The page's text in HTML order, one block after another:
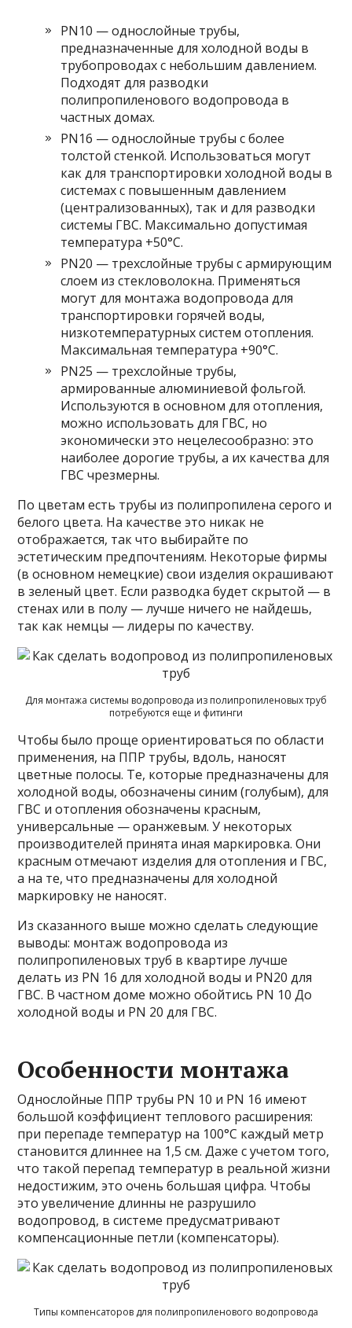
PN10 — однослойные трубы,
предназначенные для холодной воды в
трубопроводах с небольшим давлением.
Подходят для разводки
полипропиленового водопровода в
частных домах.
PN16 — однослойные трубы с более
толстой стенкой. Использоваться могут
как для транспортировки холодной воды в
системах с повышенным давлением
(централизованных), так и для разводки
системы ГВС. Максимально допустимая
температура +50°C.
PN20 — трехслойные трубы с армирующим
слоем из стекловолокна. Применяться
могут для монтажа водопровода для
транспортировки горячей воды,
низкотемпературных систем отопления.
Максимальная температура +90°C.
PN25 — трехслойные трубы,
армированные алюминиевой фольгой.
Используются в основном для отопления,
можно использовать для ГВС, но
экономически это нецелесообразно: это
наиболее дорогие трубы, а их качества для
ГВС чрезмерны.
По цветам есть трубы из полипропилена серого и
белого цвета. На качестве это никак не
отображается, так что выбирайте по
эстетическим предпочтениям. Некоторые фирмы
(в основном немецкие) свои изделия окрашивают
в зеленый цвет. Если разводка будет скрытой — в
стенах или в полу — лучше ничего не найдешь,
так как немцы — лидеры по качеству.
Для монтажа системы водопровода из полипропиленовых труб
потребуются еще и фитинги
Чтобы было проще ориентироваться по области
применения, на ППР трубы, вдоль, наносят
цветные полосы. Те, которые предназначены для
холодной воды, обозначены синим (голубым), для
ГВС и отопления обозначены красным,
универсальные — оранжевым. У некоторых
производителей принята иная маркировка. Они
красным отмечают изделия для отопления и ГВС,
а на те, что предназначены для холодной
маркировку не наносят.
Из сказанного выше можно сделать следующие
выводы: монтаж водопровода из
полипропиленовых труб в квартире лучше
делать из PN 16 для холодной воды и PN20 для
ГВС. В частном доме можно обойтись PN 10 До
холодной воды и PN 20 для ГВС.
Особенности монтажа
Однослойные ППР трубы PN 10 и PN 16 имеют
большой коэффициент теплового расширения:
при перепаде температур на 100°C каждый метр
становится длиннее на 1,5 см. Даже с учетом того,
что такой перепад температур в реальной жизни
недостижим, это очень большая цифра. Чтобы
это увеличение длинны не разрушило
водопровод, в системе предусматривают
компенсационные петли (компенсаторы).
Типы компенсаторов для полипропиленового водопровода